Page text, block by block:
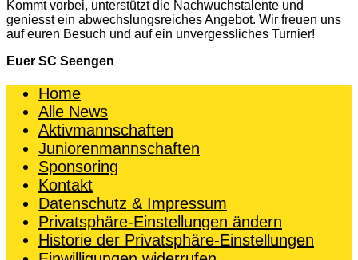
Kommt vorbei, unterstützt die Nachwuchstalente und
geniesst ein abwechslungsreiches Angebot. Wir freuen uns
auf euren Besuch und auf ein unvergessliches Turnier!
Euer SC Seengen
Home
Alle News
Aktivmannschaften
Juniorenmannschaften
Sponsoring
Kontakt
Datenschutz & Impressum
Privatsphäre-Einstellungen ändern
Historie der Privatsphäre-Einstellungen